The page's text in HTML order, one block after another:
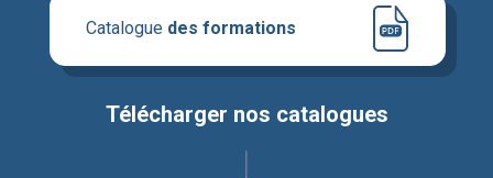
Télécharger nos catalogues
Catalogue des formations